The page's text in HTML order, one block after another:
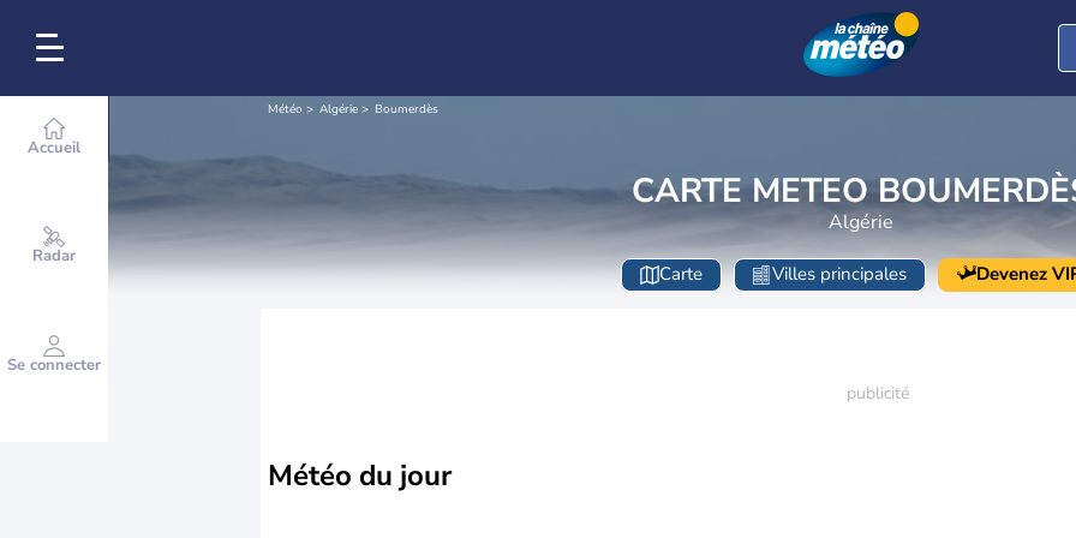
Accueil
Radar
Se connecter
Météo Algérie Boumerdès
CARTE METEO
Algérie
Carte Villes principales Devenez
Météo du jour